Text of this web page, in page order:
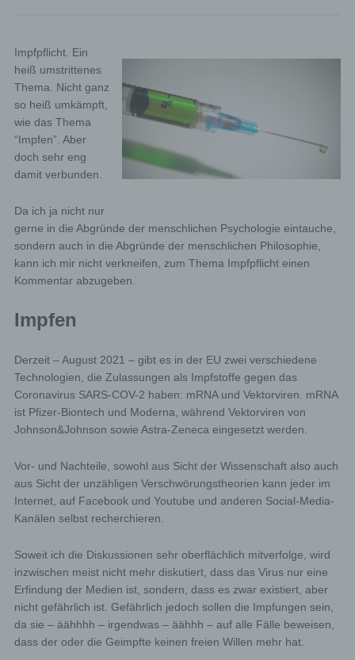
Impfpflicht. Ein
heiß umstrittenes
Thema. Nicht ganz
so heiß umkämpft,
wie das Thema
“Impfen”. Aber
doch sehr eng
damit verbunden.
Da ich ja nicht nur
gerne in die Abgründe der menschlichen Psychologie eintauche,
sondern auch in die Abgründe der menschlichen Philosophie,
kann ich mir nicht verkneifen, zum Thema Impfpflicht einen
Kommentar abzugeben.
Impfen
Derzeit – August 2021 – gibt es in der EU zwei verschiedene
Technologien, die Zulassungen als Impfstoffe gegen das
Coronavirus SARS-COV-2 haben: mRNA und Vektorviren. mRNA
ist Pfizer-Biontech und Moderna, während Vektorviren von
Johnson&Johnson sowie Astra-Zeneca eingesetzt werden.
Vor- und Nachteile, sowohl aus Sicht der Wissenschaft also auch
aus Sicht der unzähligen Verschwörungstheorien kann jeder im
Internet, auf Facebook und Youtube und anderen Social-Media-
Kanälen selbst recherchieren.
Soweit ich die Diskussionen sehr oberflächlich mitverfolge, wird
inzwischen meist nicht mehr diskutiert, dass das Virus nur eine
Erfindung der Medien ist, sondern, dass es zwar existiert, aber
nicht gefährlich ist. Gefährlich jedoch sollen die Impfungen sein,
da sie – äähhhh – irgendwas – äähhh – auf alle Fälle beweisen,
dass der oder die Geimpfte keinen freien Willen mehr hat.